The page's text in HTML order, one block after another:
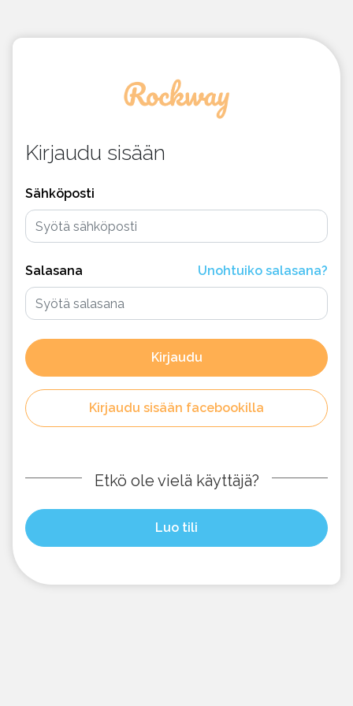
Kirjaudu sisään
Sähköposti
Salasana Unohtuiko salasana?
Kirjaudu
Kirjaudu sisään facebookilla
Etkö ole vielä käyttäjä?
Luo tili